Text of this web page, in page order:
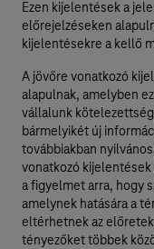
Ezen kijelentések a
előrejelzéseken
kijelentésekre a kellő
A jövőre vonatkozó
alapulnak, amelyben
vállalunk
bármelyikét új
továbbiakban
vonatkozó
a figyelmet arra, hogy
amelynek hatására a
eltérhetnek az
tényezőket többek